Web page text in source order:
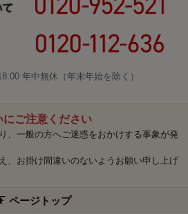
年中無休（年末年始を除く）
ご注意ください
、一般の方へご迷惑をおかけする事象が発
、お掛け間違いのないようお願い申し上げ
ページトップ